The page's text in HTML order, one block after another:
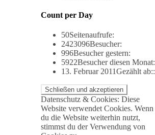
Count per Day
50Seitenaufrufe:
2423096Besucher:
996Besucher gestern:
5922Besucher diesen Monat:
13. Februar 2011Gezählt ab::
Datenschutz & Cookies: Diese
Website verwendet Cookies. Wenn
du die Website weiterhin nutzt,
stimmst du der Verwendung von